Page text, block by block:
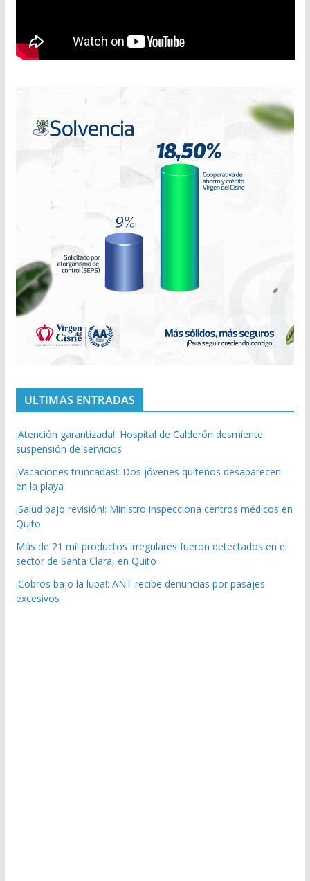
ULTIMAS ENTRADAS
¡Atención garantizada!: Hospital de Calderón desmiente
suspensión de servicios
¡Vacaciones truncadas!: Dos jóvenes quiteños desaparecen
en la playa
¡Salud bajo revisión!: Ministro inspecciona centros médicos en
Quito
Más de 21 mil productos irregulares fueron detectados en el
sector de Santa Clara, en Quito
¡Cobros bajo la lupa!: ANT recibe denuncias por pasajes
excesivos